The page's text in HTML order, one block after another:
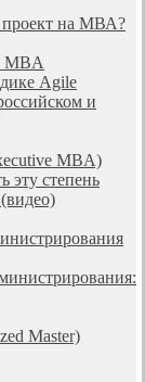
на МВА?
MBA
Agile
и
MBA)
эту степень
Master)